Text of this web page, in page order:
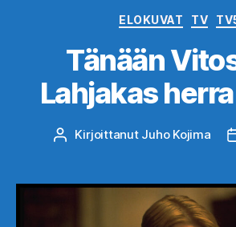
ELOKUVAT TV
Tänään
Lahjakas
Kirjoittaja
Kirjoittanut Juho Kojima